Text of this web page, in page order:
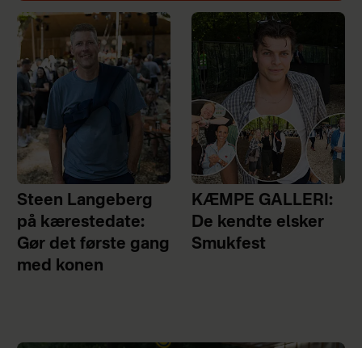
Steen Langeberg
på kærestedate:
Gør det første gang
med konen
KÆMPE GALLERI:
De kendte elsker
Smukfest